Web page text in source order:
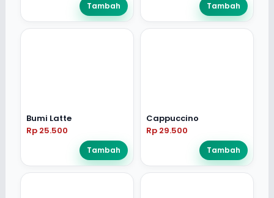
Tambah Tambah
Bumi Latte
Rp 25.500
Tambah
Cappuccino
Rp 29.500
Tambah